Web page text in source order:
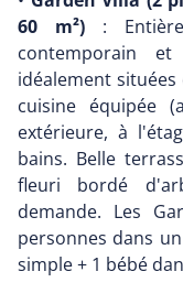
60 m²) :
contemporain
idéalement
cuisine équipée
extérieure, à
bains. Belle
fleuri bordé
demande. Les
personnes dans
simple + 1 bébé